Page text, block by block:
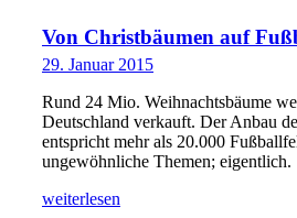
Von Christbäumen auf
29. Januar 2015
Rund 24 Mio. Weihnachtsbäume
Deutschland verkauft. Der Anbau
entspricht mehr als 20.000
ungewöhnliche Themen; eigentlich.
weiterlesen